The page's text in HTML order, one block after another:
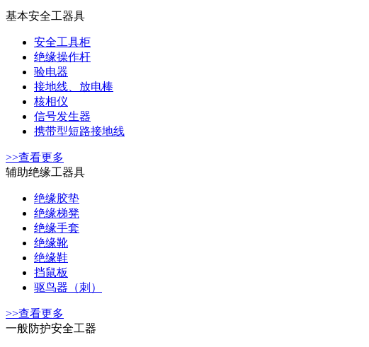
基本安全工器具
安全工具柜
绝缘操作杆
验电器
接地线、放电棒
核相仪
信号发生器
携带型短路接地线
>>查看更多
辅助绝缘工器具
绝缘胶垫
绝缘梯凳
绝缘手套
绝缘靴
绝缘鞋
挡鼠板
驱鸟器（刺）
>>查看更多
一般防护安全工器